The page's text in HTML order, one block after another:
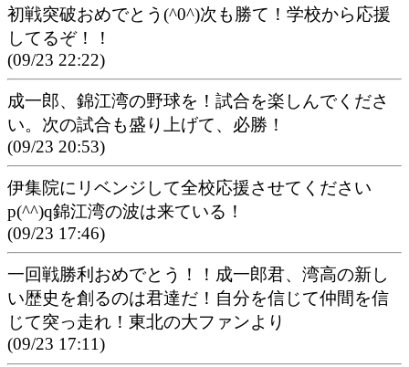
初戦突破おめでとう(^0^)次も勝て！学校から応援
してるぞ！！
(09/23 22:22)
成一郎、錦江湾の野球を！試合を楽しんでくださ
い。次の試合も盛り上げて、必勝！
(09/23 20:53)
伊集院にリベンジして全校応援させてください
p(^^)q錦江湾の波は来ている！
(09/23 17:46)
一回戦勝利おめでとう！！成一郎君、湾高の新し
い歴史を創るのは君達だ！自分を信じて仲間を信
じて突っ走れ！東北の大ファンより
(09/23 17:11)